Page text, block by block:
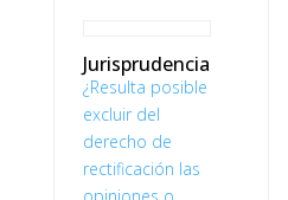
Jurisprudencia
¿Resulta posible
excluir del
derecho de
rectificación las